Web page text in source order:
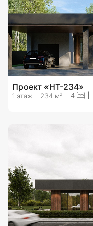
Проект «HT-234»
1 этаж 234 м 2 4